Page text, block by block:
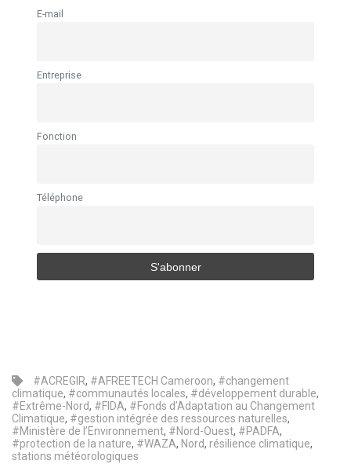
E-mail
Entreprise
Fonction
Téléphone
#ACREGIR, #AFREETECH Cameroon, #changement
climatique, #communautés locales, #développement durable,
#Extrême-Nord, #FIDA, #Fonds d’Adaptation au Changement
Climatique, #gestion intégrée des ressources naturelles,
#Ministère de l’Environnement, #Nord-Ouest, #PADFA,
#protection de la nature, #WAZA, Nord, résilience climatique,
stations météorologiques